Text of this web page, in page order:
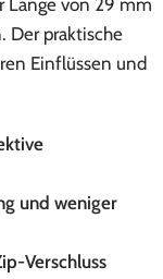
Länge von 29 mm
Der praktische
Einflüssen und
und weniger
Verschluss